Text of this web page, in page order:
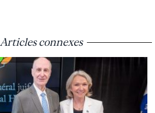
Articles connexes